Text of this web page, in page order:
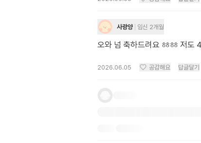
사랑양 임신 2개월
오와 넘 축하드려요 ㆅㆅ 저도
2026.06.05 공감해요 답글달기